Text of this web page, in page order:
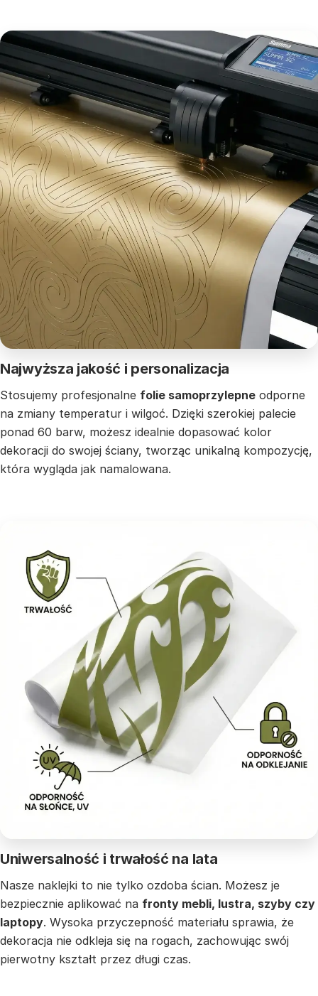
Najwyższa jakość i personalizacja
Stosujemy profesjonalne folie samoprzylepne odporne
na zmiany temperatur i wilgoć. Dzięki szerokiej palecie
ponad 60 barw, możesz idealnie dopasować kolor
dekoracji do swojej ściany, tworząc unikalną kompozycję,
która wygląda jak namalowana.
Uniwersalność i trwałość na lata
Nasze naklejki to nie tylko ozdoba ścian. Możesz je
bezpiecznie aplikować na fronty mebli, lustra, szyby czy
laptopy. Wysoka przyczepność materiału sprawia, że
dekoracja nie odkleja się na rogach, zachowując swój
pierwotny kształt przez długi czas.